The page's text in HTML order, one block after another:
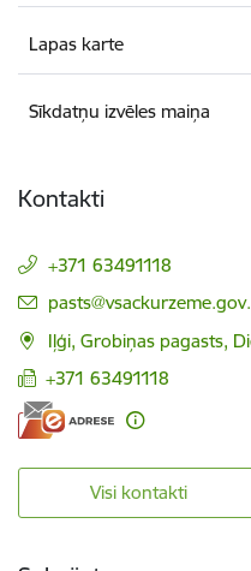
Lapas karte
Sīkdatņu izvēles maiņa
Kontakti
+371 63491118
E-pasts:
Iļģi, Grobiņas pagasts,
+371 63491118
Visi kontakti